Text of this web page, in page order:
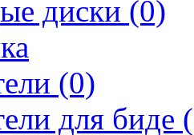
диски (0)
(0)
для биде